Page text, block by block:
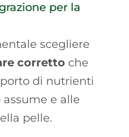
per la
scegliere
corretto che
di nutrienti
assume e alle
pelle.